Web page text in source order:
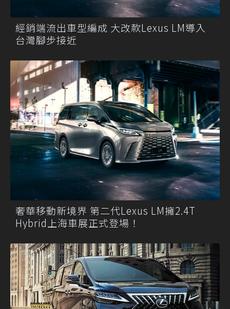
經銷端流出車型編成 大改款Lexus LM導入
台灣腳步接近
奢華移動新境界 第二代Lexus LM擁2.4T
Hybrid上海車展正式登場！